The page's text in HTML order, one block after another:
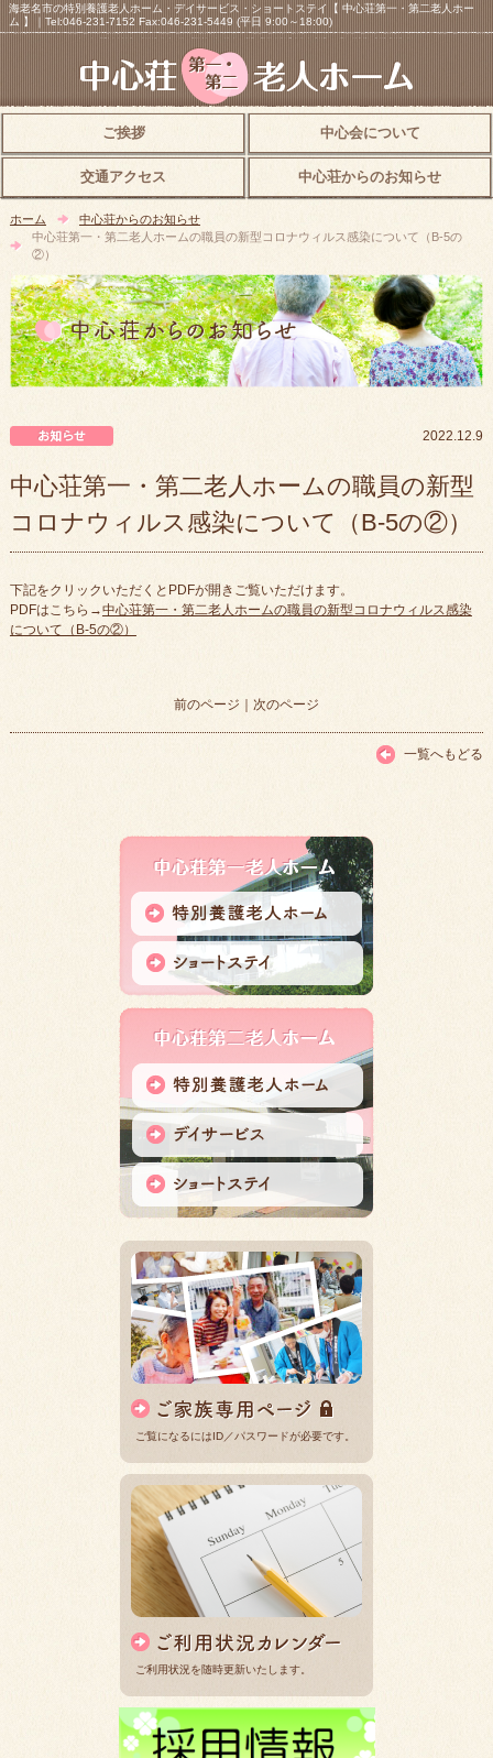
海老名市の特別養護老人ホーム・デイサービス・ショートステイ【 中心荘第一・第二老人ホー
ム 】｜Tel:046-231-7152 Fax:046-231-5449 (平日 9:00～18:00)
ご挨拶 中心会について
交通アクセス 中心荘からのお知らせ
ホーム
中心荘からのお知らせ
中心荘第一・第二老人ホームの職員の新型コロナウィルス感染について（B-5の
②）
2022.12.9
中心荘第一・第二老人ホームの職員の新型
コロナウィルス感染について（B-5の②）
下記をクリックいただくとPDFが開きご覧いただけます。
PDFはこちら→中心荘第一・第二老人ホームの職員の新型コロナウィルス感染
について（B-5の②）
前のページ ｜ 次のページ
一覧へもどる
ご覧になるにはID／パスワードが必要です。
ご利用状況を随時更新いたします。